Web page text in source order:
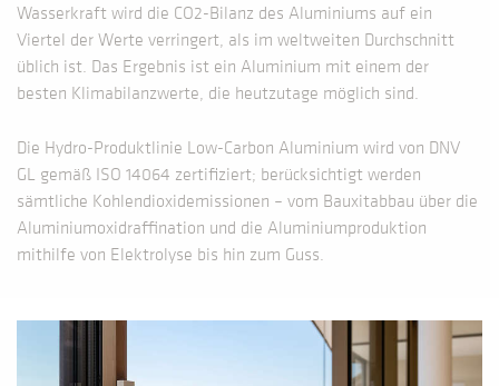
Wasserkraft wird die CO2-Bilanz des Aluminiums auf ein
Viertel der Werte verringert, als im weltweiten Durchschnitt
üblich ist. Das Ergebnis ist ein Aluminium mit einem der
besten Klimabilanzwerte, die heutzutage möglich sind.
Die Hydro-Produktlinie Low-Carbon Aluminium wird von DNV
GL gemäß ISO 14064 zertifiziert; berücksichtigt werden
sämtliche Kohlendioxidemissionen – vom Bauxitabbau über die
Aluminiumoxidraffination und die Aluminiumproduktion
mithilfe von Elektrolyse bis hin zum Guss.